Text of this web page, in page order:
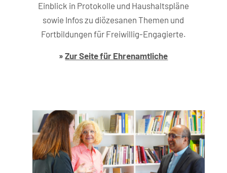
Einblick in Protokolle und Haushaltspläne
sowie Infos zu diözesanen Themen und
Fortbildungen für Freiwillig-Engagierte.
»Zur Seite für Ehrenamtliche